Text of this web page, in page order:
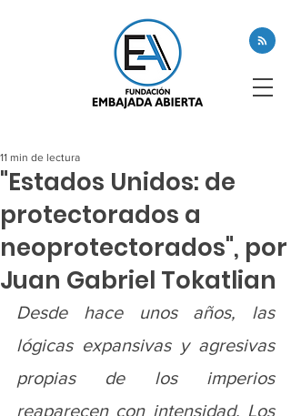
"Estados Unidos: de
protectorados a
neoprotectorados", por
Juan Gabriel Tokatlian
11 min de lectura
Desde hace unos años, las
lógicas expansivas y agresivas
propias de los imperios
reaparecen con intensidad. Los